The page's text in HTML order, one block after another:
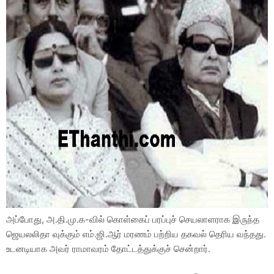
அப்போது, அ.தி.மு.க-வில் கொள்கைப் பரப்புச் செயலாளராக இருந்த
ஜெயலலிதா வுக்கும் எம்.ஜி.ஆர் மரணம் பற்றிய தகவல் தெரிய வந்தது.
உடனடியாக அவர் ராமாவரம் தோட்டத்துக்குச் சென்றார்.